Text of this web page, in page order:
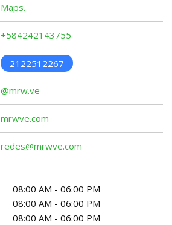
Maps.
+584242143755
2122512267
@mrw.ve
mrwve.com
redes@mrwve.com
08:00 AM - 06:00 PM
08:00 AM - 06:00 PM
08:00 AM - 06:00 PM